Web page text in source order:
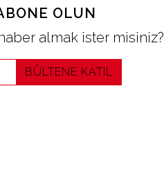
OLUN
almak ister misiniz?
BÜLTENE KATIL